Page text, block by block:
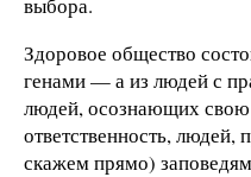
Здоровое общество
генами — а из людей с
людей, осознающих
ответственность, людей,
скажем прямо)